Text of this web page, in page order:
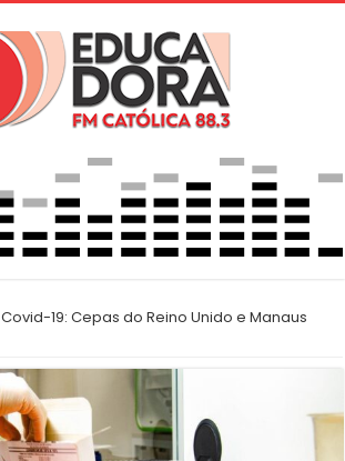
Covid-19: Cepas do Reino Unido e Manaus